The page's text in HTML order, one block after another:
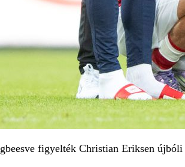
figyelték Christian Eriksen